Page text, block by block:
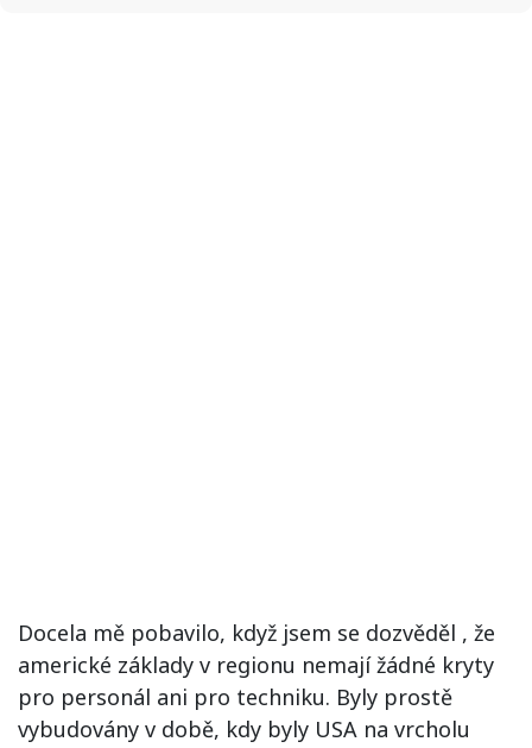
Docela mě pobavilo, když jsem se dozvěděl , že
americké základy v regionu nemají žádné kryty
pro personál ani pro techniku. Byly prostě
vybudovány v době, kdy byly USA na vrcholu